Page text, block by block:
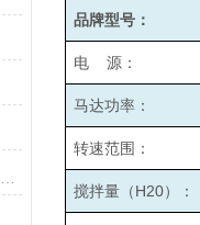
品牌型号：
电 源：
马达功率：
转速范围：
搅拌量（H20）：